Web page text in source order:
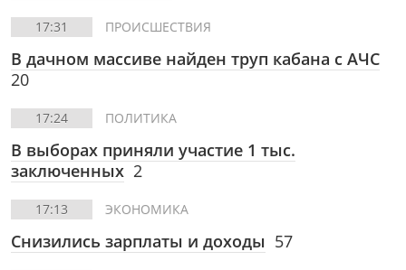
17:31 ПРОИСШЕСТВИЯ
В дачном массиве найден труп кабана с АЧС
20
17:24 ПОЛИТИКА
В выборах приняли участие 1 тыс.
заключенных 2
17:13 ЭКОНОМИКА
Снизились зарплаты и доходы 57